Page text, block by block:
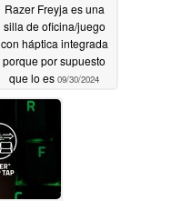
Razer Freyja es una
silla de oficina/juego
con háptica integrada
porque por supuesto
que lo es 09/30/2024